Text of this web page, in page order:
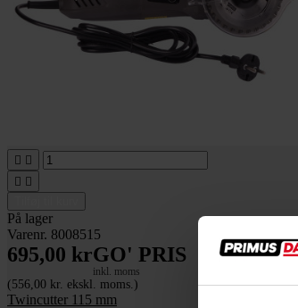
 
 
På lager
Varenr. 8008515
695,00 krGO' PRIS
inkl. moms
(556,00 kr. ekskl. moms.)
Twincutter 115 mm